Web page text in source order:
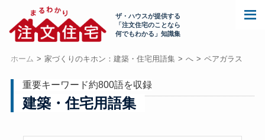
ザ・ハウスが提供する
「注文住宅のことなら
何でもわかる」知識集
ホーム 家づくりのキホン：建築・住宅用語集 へ ペアガラス
重要キーワード約800語を収録
建築・住宅用語集